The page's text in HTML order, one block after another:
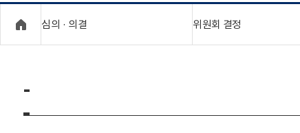
보
보
위
심의 · 의결 위원회 결정
-